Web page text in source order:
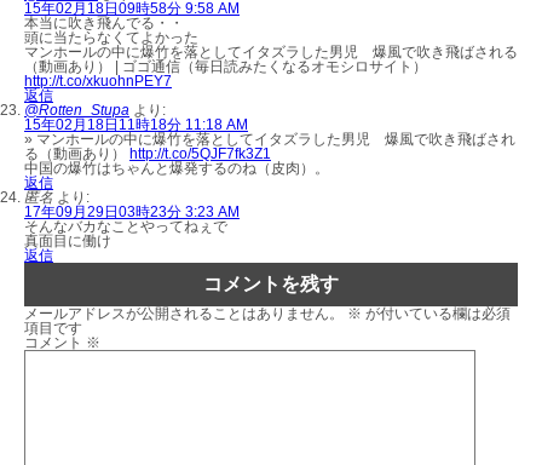
15年02月18日09時58分 9:58 AM
本当に吹き飛んでる・・
頭に当たらなくてよかった
マンホールの中に爆竹を落としてイタズラした男児 爆風で吹き飛ばされる
（動画あり） | ゴゴ通信（毎日読みたくなるオモシロサイト）
http://t.co/xkuohnPEY7
返信
@Rotten_Stupa より:
15年02月18日11時18分 11:18 AM
» マンホールの中に爆竹を落としてイタズラした男児 爆風で吹き飛ばされ
る（動画あり） http://t.co/5QJF7fk3Z1
中国の爆竹はちゃんと爆発するのね（皮肉）。
返信
匿名 より:
17年09月29日03時23分 3:23 AM
そんなバカなことやってねぇで
真面目に働け
返信
コメントを残す
メールアドレスが公開されることはありません。 ※ が付いている欄は必須
項目です
コメント ※